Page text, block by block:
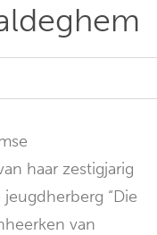
haar zestigjarig
“Die
van